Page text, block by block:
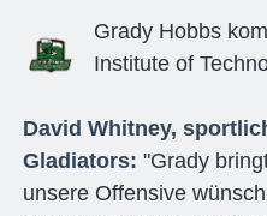
Grady Hobbs
Institute of
David Whitney,
Gladiators: "Grady
unsere Offensive